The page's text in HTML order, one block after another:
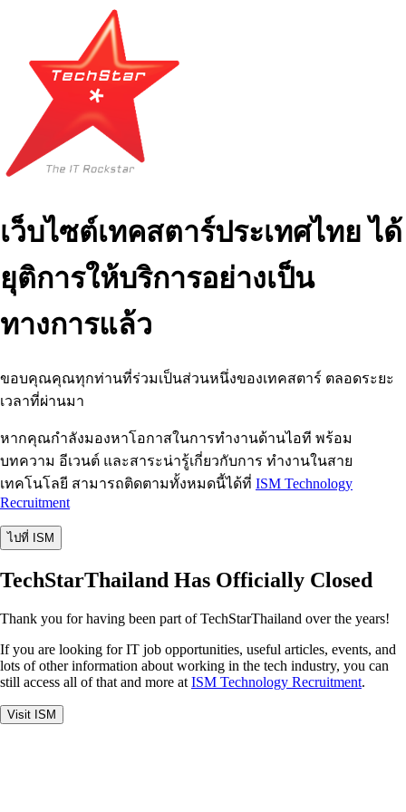
เว็บไซต์เทคสตาร์ประเทศไทย ได้
ยุติการให้บริการอย่างเป็น
ทางการแล้ว
ขอบคุณคุณทุกท่านที่ร่วมเป็นส่วนหนึ่งของเทคสตาร์ ตลอดระยะ
เวลาที่ผ่านมา
หากคุณกำลังมองหาโอกาสในการทำงานด้านไอที พร้อม
บทความ อีเวนต์ และสาระน่ารู้เกี่ยวกับการ ทำงานในสาย
เทคโนโลยี สามารถติดตามทั้งหมดนี้ได้ที่ ISM Technology
Recruitment
ไปที่ ISM
TechStarThailand Has Officially Closed
Thank you for having been part of TechStarThailand over the years!
If you are looking for IT job opportunities, useful articles, events, and
lots of other information about working in the tech industry, you can
still access all of that and more at ISM Technology Recruitment.
Visit ISM